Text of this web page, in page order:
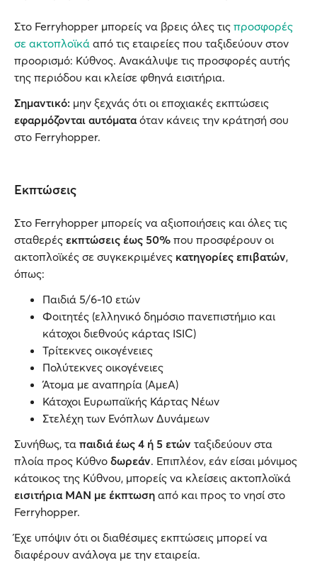
Στο Ferryhopper μπορείς να βρεις όλες τις προσφορές
σε ακτοπλοϊκά από τις εταιρείες που ταξιδεύουν στον
προορισμό: Κύθνος. Ανακάλυψε τις προσφορές αυτής
της περιόδου και κλείσε φθηνά εισιτήρια.
Σημαντικό: μην ξεχνάς ότι οι εποχιακές εκπτώσεις
εφαρμόζονται αυτόματαόταν κάνεις την κράτησή σου
στο Ferryhopper.
Εκπτώσεις
Στο Ferryhopper μπορείς να αξιοποιήσεις και όλες τις
σταθερές εκπτώσεις έως 50% που προσφέρουν οι
ακτοπλοϊκές σε συγκεκριμένες κατηγορίες επιβατών,
όπως:
Παιδιά 5/6-10 ετών
Φοιτητές (ελληνικό δημόσιο πανεπιστήμιο και
κάτοχοι διεθνούς κάρτας ISIC)
Τρίτεκνες οικογένειες
Πολύτεκνες οικογένειες
Άτομα με αναπηρία (ΑμεΑ)
Κάτοχοι Ευρωπαϊκής Κάρτας Νέων
Στελέχη των Ενόπλων Δυνάμεων
Συνήθως, τα παιδιά έως 4 ή 5 ετών ταξιδεύουν στα
πλοία προς Κύθνο δωρεάν. Επιπλέον, εάν είσαι μόνιμος
κάτοικος της Κύθνου, μπορείς να κλείσεις ακτοπλοϊκά
εισιτήρια ΜΑΝ με έκπτωση από και προς το νησί στο
Ferryhopper.
Έχε υπόψιν ότι οι διαθέσιμες εκπτώσεις μπορεί να
διαφέρουν ανάλογα με την εταιρεία.